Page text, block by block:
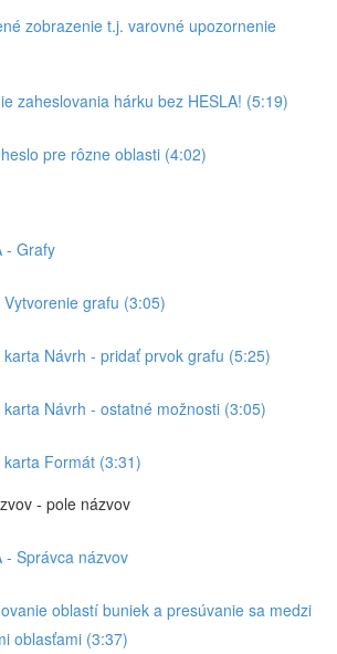
zobrazenie t.j. varovné upozornenie
zaheslovania hárku bez HESLA! (5:19)
pre rôzne oblasti (4:02)
- Grafy
grafu (3:05)
Návrh - pridať prvok grafu (5:25)
Návrh - ostatné možnosti (3:05)
Formát (3:31)
- pole názvov
- Správca názvov
oblastí buniek a presúvanie sa medzi
oblasťami (3:37)